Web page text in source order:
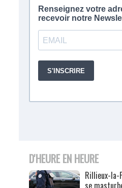
D'HEURE EN HEURE
Rillieux-la-
se